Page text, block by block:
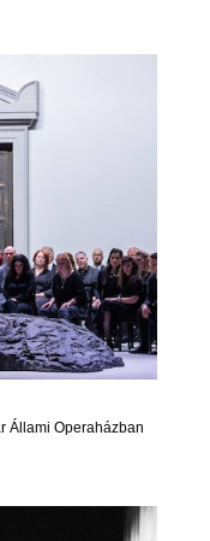
Állami Operaházban